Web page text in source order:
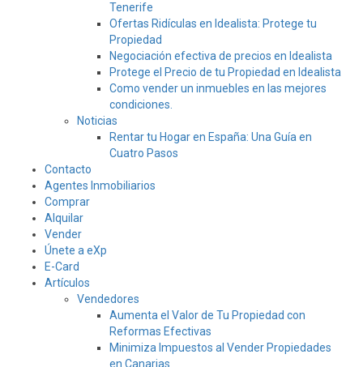
Tenerife
Ofertas Ridículas en Idealista: Protege tu
Propiedad
Negociación efectiva de precios en Idealista
Protege el Precio de tu Propiedad en Idealista
Como vender un inmuebles en las mejores
condiciones.
Noticias
Rentar tu Hogar en España: Una Guía en
Cuatro Pasos
Contacto
Agentes Inmobiliarios
Comprar
Alquilar
Vender
Únete a eXp
E-Card
Artículos
Vendedores
Aumenta el Valor de Tu Propiedad con
Reformas Efectivas
Minimiza Impuestos al Vender Propiedades
en Canarias